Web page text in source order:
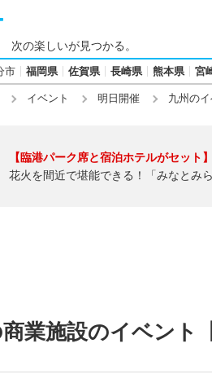
次の楽しいが見つかる。
市 福岡県 佐賀県 長崎県 熊本県 宮
イベント 明日開催 九州のイ
【臨港パーク席と宿泊ホテルがセット】
花火を間近で堪能できる！「みなとみ
業施設のイベント